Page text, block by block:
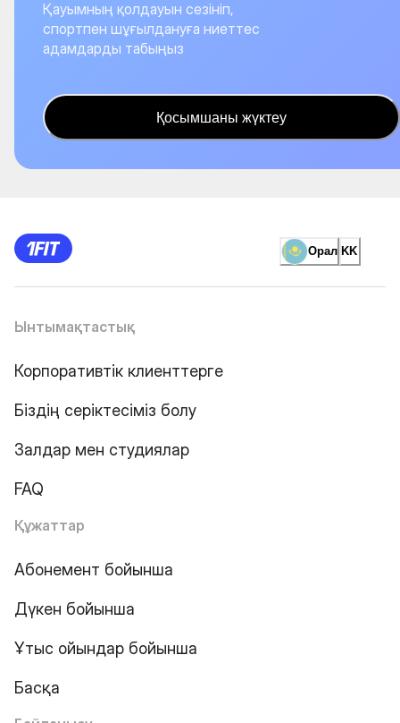
Қауымның қолдауын сезініп,
спортпен шұғылдануға ниеттес
адамдарды табыңыз
Қосымшаны жүктеу
Орал KK
Ынтымақтастық
Корпоративтік клиенттерге
Біздің серіктесіміз болу
Залдар мен студиялар
FAQ
Құжаттар
Абонемент бойынша
Дүкен бойынша
Ұтыс ойындар бойынша
Басқа